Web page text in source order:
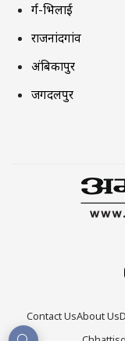
दुर्ग-भिलाई
राजनांदगांव
अंबिकापुर
जगदलपुर
Contact UsAbout Us